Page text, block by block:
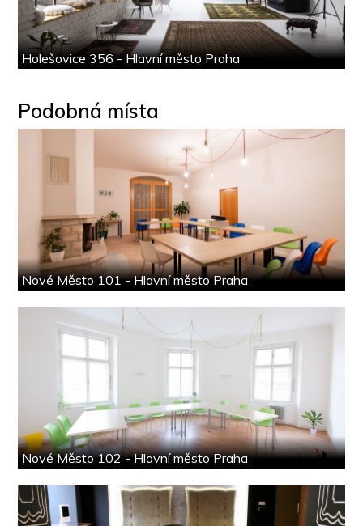
Holešovice 356 - Hlavní město Praha
Podobná místa
Nové Město 101 - Hlavní město Praha
Nové Město 102 - Hlavní město Praha